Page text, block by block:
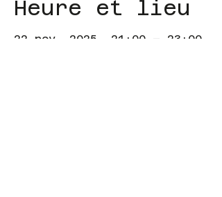
Heure et lieu
22 nov. 2025, 21:00 – 23:00